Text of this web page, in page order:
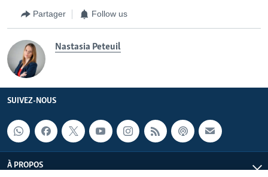
Partager Follow us
Nastasia Peteuil
SUIVEZ-NOUS
À PROPOS